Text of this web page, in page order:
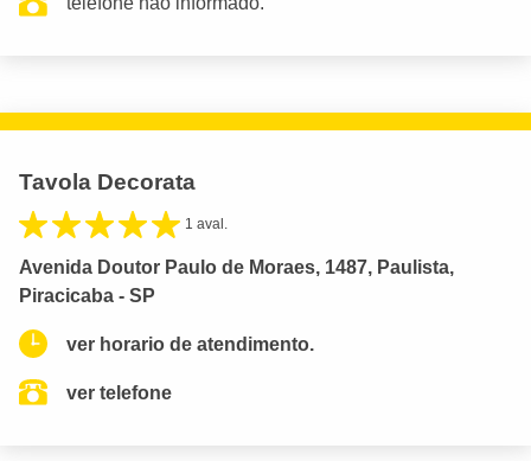
Tavola Decorata
1 aval.
Avenida Doutor Paulo de Moraes, 1487, Paulista,
Piracicaba - SP
ver horario de atendimento.
ver telefone